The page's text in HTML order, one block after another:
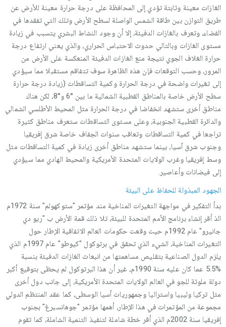
الغازات معينة وثابتة تؤدي إلى المحافظة على درجة حرارة معينة للأرض عن
طريق التوازن بين طاقة الشمس الواصلة لسطح الأرض وتلك التي تفقدها في
الفضاء، وتعرف بالغازات الدفيئة، إلا أن وجود النشاط البشري يتسبب في زيادة
مستوى الغازات وبالتالي حدوث الاحتباس الحراري، والذي يعني ارتفاع درجة
حرارة الغلاف الجوي نتيجة منع الغازات الدفيئة المنعكسة على الأرض من
المرور، وحسب التوقعات فإن هذه الظاهرة سوف تتفاقم مستقبلا مما سيؤدي
إلى تغيرات واضحة في درجة الحرارة وكمية التساقطات (زيادة درجة حرارة
سطح الأرض خاصة بالمناطق القطبية الشمالية ما بين °6 و°8، لكن هناك
مناطق أخرى ستشهد انخفاضا في درجة الحرارة مثل المحيط الأطلسي الشمالي
والدائرة القطبية الجنوبية، وعلى مستوى التساقطات ستعرف مناطق كثيرة
تراجعا في كمية التساقطات وتعاقب سنوات الجفاف خاصة شرق إفريقيا
وجنوب شرق آسيا، بينما ستشهد مناطق أخرى زيادة في كمية التساقطات مثل
وسط إفريقيا وغرب الولايات المتحدة الأمريكية والمحيط الهادي مما سيؤدي
إلى فيضانات وأعاصير.
الجهود المبذولة للحفاظ على البيئة
بدأ التفكير في مواجهة التغيرات المناخية مند مؤتمر "ستوكهولم" سنة 1972م
الذ أقر إنشاء برنامج الأمم المتحدة للبيئة، تلا ذلك قمة الأرض ب "ريو دي
جانيرو" عام 1992م حيت وقعت حكومات العالم الاتفاقية الإطار حول
التغيرات المناخية، الشيء الذي تحقق في برتوكول "كيوطو" عام 1997م الذي
يلزم الدول الصناعية بتقليص مساهمتها من انبعاث الغازات الدفيئة بنسبة
%5.5 عما كان عليه سنة 1990م، غير أن هذا البرتوكول لم يحظى بتوقيع أكبر
دولة ملوثة للجو في العالم الولايات المتحدة الأمريكية، إلى جانب دول أخرى
مثل تركيا وليبيا واستراليا وجمهوريات آسيا الوسطى، كما عقد المنتظم الدولي
مجموعة من المؤتمرات في هذا الإطار، أهمها مؤتمر "جوهانسبرغ" بجنوب
إفريقيا سنة 2002م الذي أقر خطة شاملة لتنفيذ التنمية الشاملة، كما تقوم